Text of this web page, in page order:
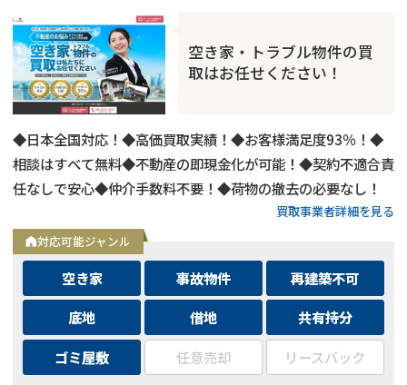
空き家・トラブル物件の買
取はお任せください！
◆日本全国対応！◆高価買取実績！◆お客様満足度93％！◆
相談はすべて無料◆不動産の即現金化が可能！◆契約不適合責
任なしで安心◆仲介手数料不要！◆荷物の撤去の必要なし！
買取事業者詳細を見る
対応可能ジャンル
空き家 事故物件
再建築不可
底地
借地
共有持分
ゴミ屋敷
任意売却 リースバック